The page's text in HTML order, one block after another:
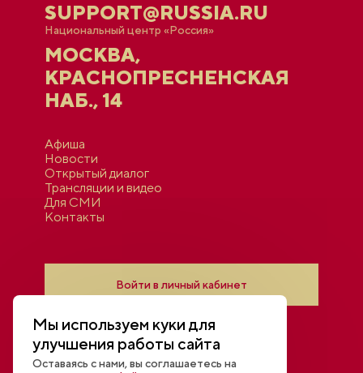
SUPPORT@RUSSIA.RU
Национальный центр «Россия»
МОСКВА,
КРАСНОПРЕСНЕНСКАЯ
НАБ., 14
Афиша
Новости
Открытый диалог
Трансляции и видео
Для СМИ
Контакты
Войти в личный кабинет
Мы используем куки для
улучшения работы сайта
Оставаясь с нами, вы соглашаетесь на